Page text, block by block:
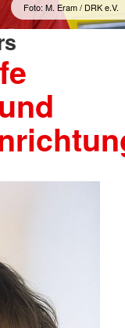
Foto: M. Eram / DRK e.V.